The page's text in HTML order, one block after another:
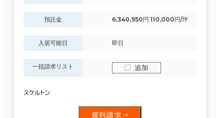
預託金 6,340,950円 110,000円/坪
入居可能日 即日
一括請求リスト 追加
スケルトン
資料請求